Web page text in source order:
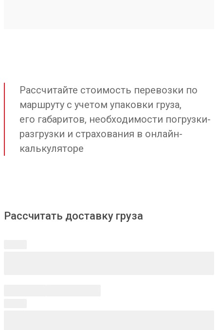
Рассчитайте стоимость перевозки по
маршруту с учетом упаковки груза,
его габаритов, необходимости погрузки-
разгрузки и страхования в онлайн-
калькуляторе
Рассчитать доставку груза